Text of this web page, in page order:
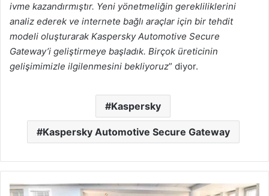
ivme kazandırmıştır. Yeni yönetmeliğin gerekliliklerini
analiz ederek ve internete bağlı araçlar için bir tehdit
modeli oluşturarak Kaspersky Automotive Secure
Gateway’i geliştirmeye başladık. Birçok üreticinin
gelişimimizle ilgilenmesini bekliyoruz” diyor.
Kaspersky
Kaspersky Automotive Secure Gateway
SAÜ’de